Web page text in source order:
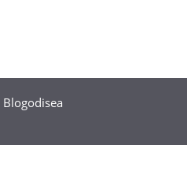
Blogodisea